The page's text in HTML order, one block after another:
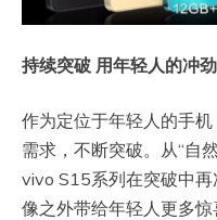
持续突破 用年轻人的冲
作为定位于年轻人的手
需求，不断突破。从“自
vivo S15系列在突破中
像之外带给年轻人更多